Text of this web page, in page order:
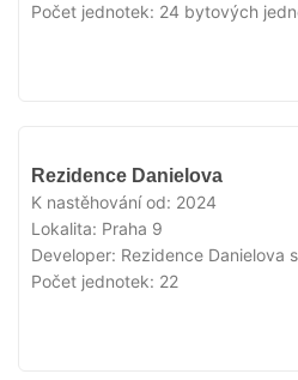
Počet jednotek: 24 bytových
Rezidence Danielova
K nastěhování od: 2024
Lokalita: Praha 9
Developer: Rezidence Danielova
Počet jednotek: 22